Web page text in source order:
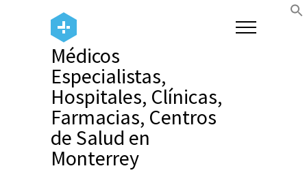
Médicos
Especialistas,
Hospitales, Clínicas,
Farmacias, Centros
de Salud en
Monterrey